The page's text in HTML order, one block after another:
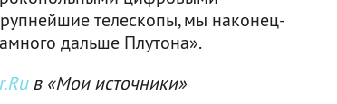
телескопы, мы наконец-
дальше Плутона».
в «Мои источники»